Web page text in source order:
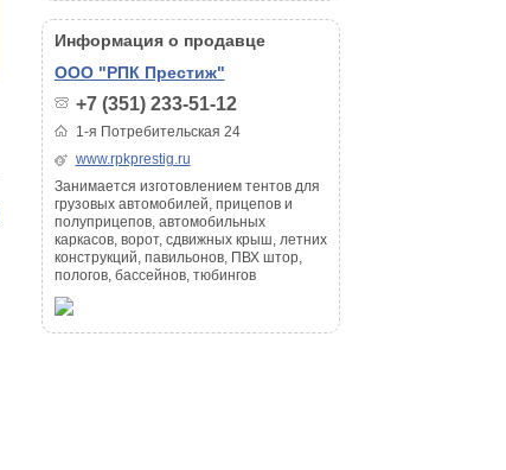
Информация о продавце
ООО "РПК Престиж"
+7 (351) 233-51-12
1-я Потребительская 24
www.rpkprestig.ru
Занимается изготовлением тентов для
грузовых автомобилей, прицепов и
полуприцепов, автомобильных
каркасов, ворот, сдвижных крыш, летних
конструкций, павильонов, ПВХ штор,
пологов, бассейнов, тюбингов